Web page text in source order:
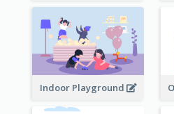
Indoor Playground